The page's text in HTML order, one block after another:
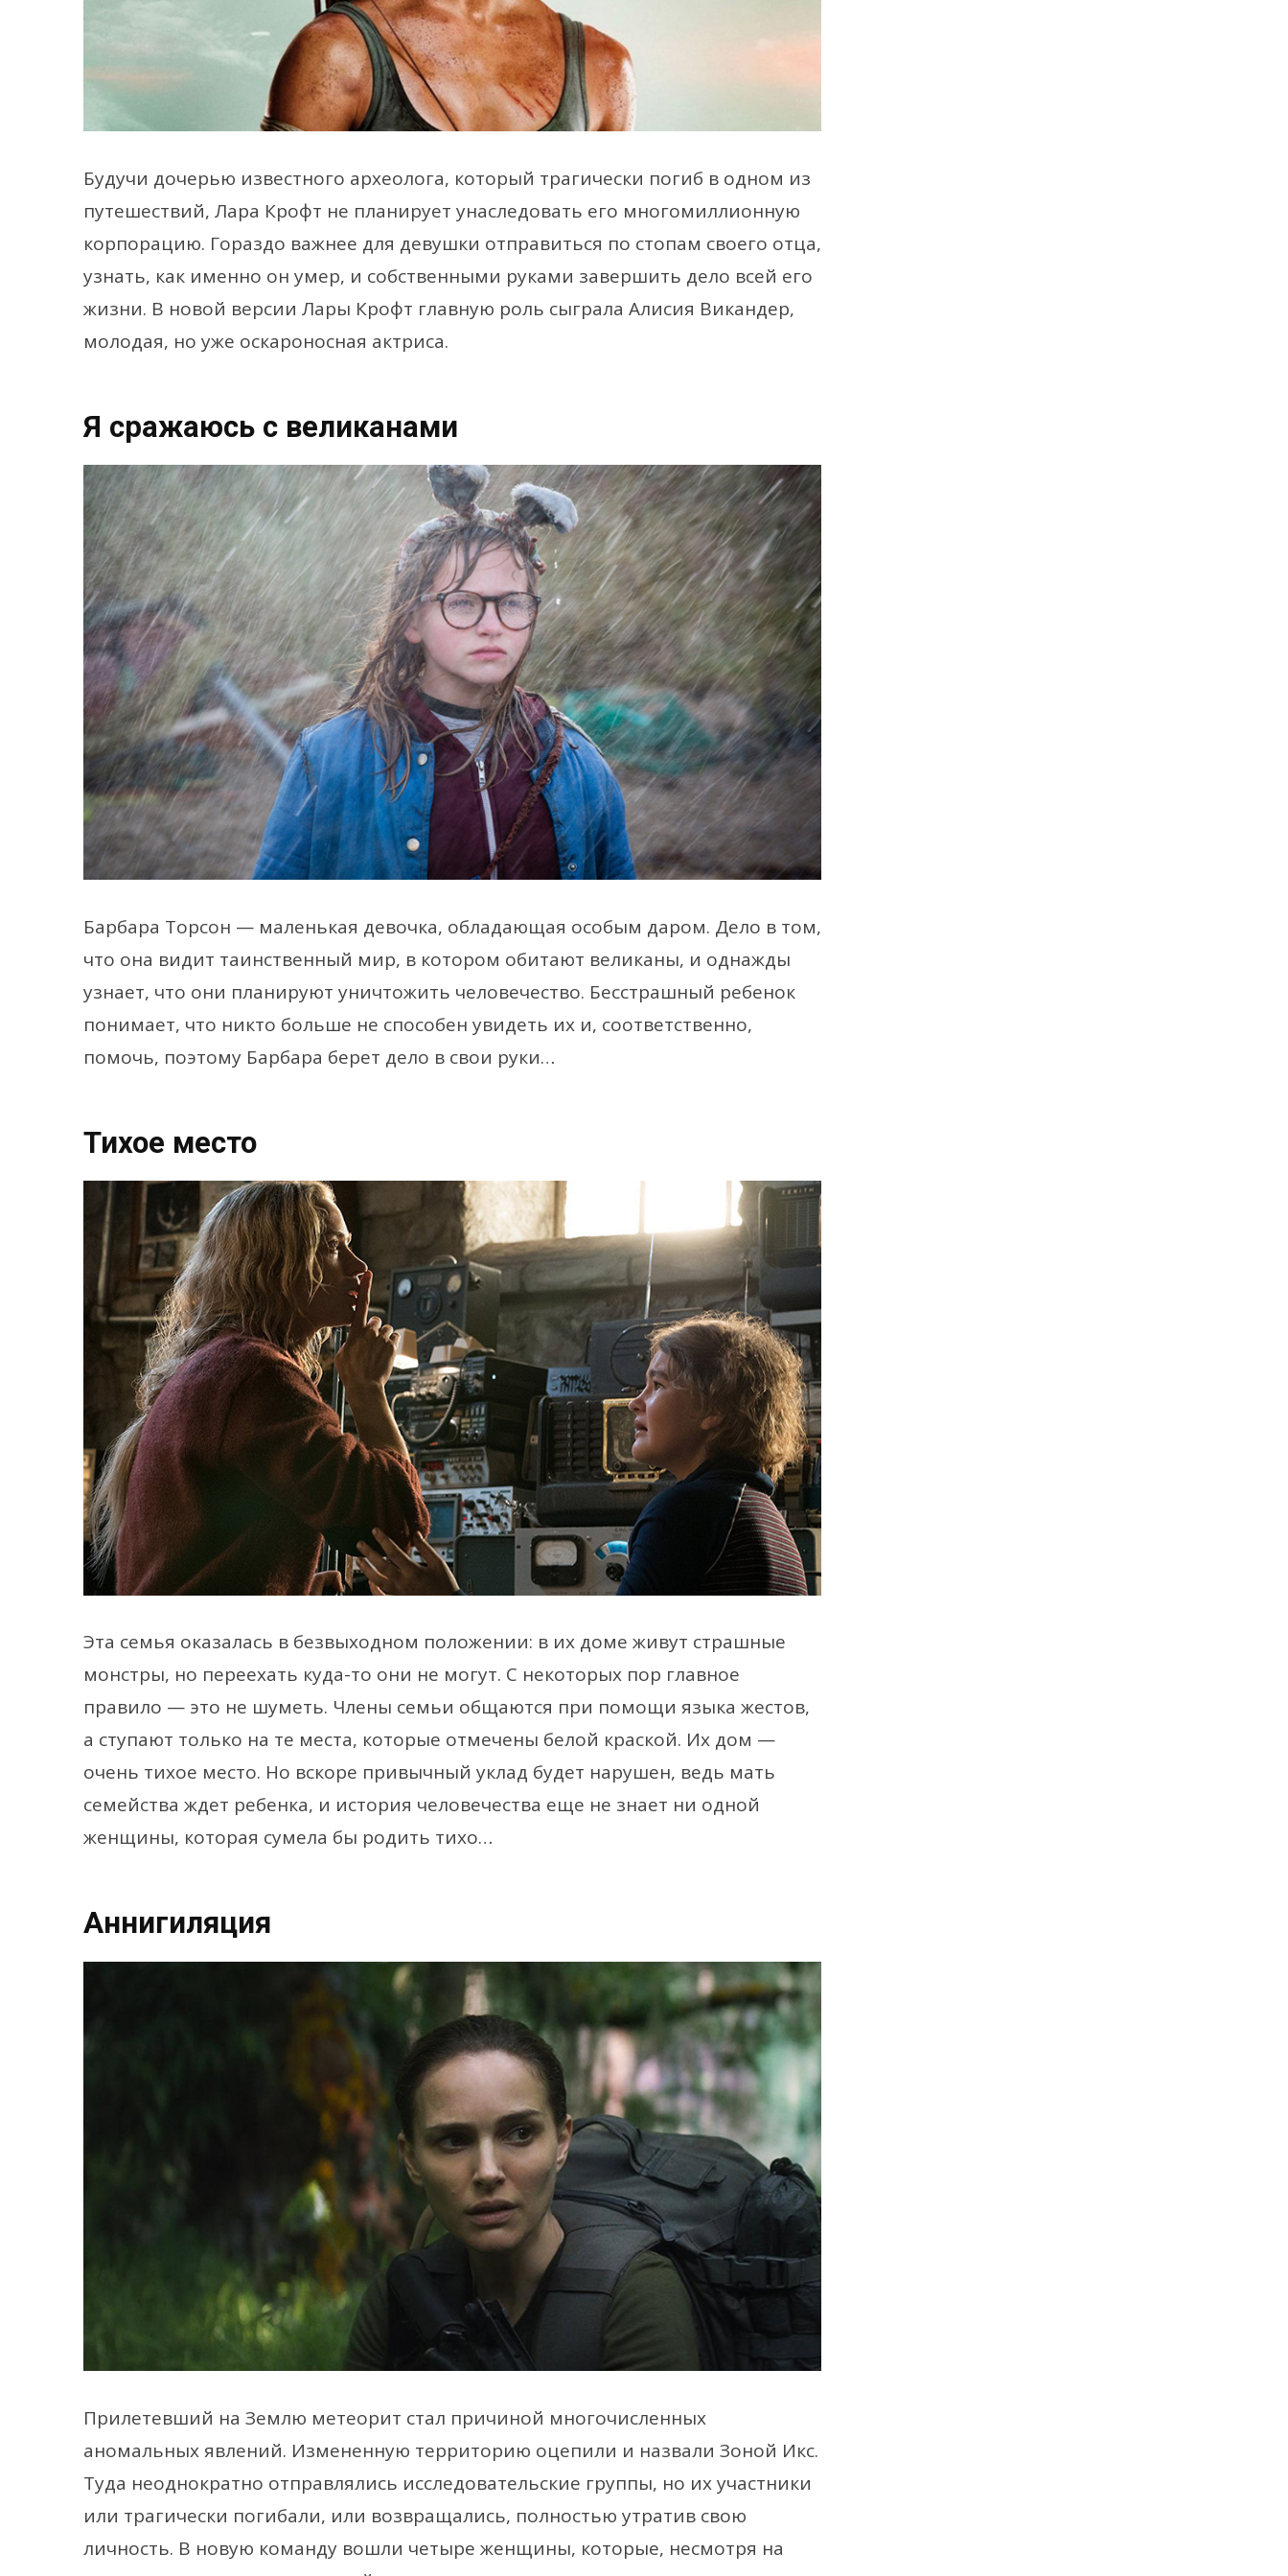
Будучи дочерью известного археолога, который трагически погиб в одном из
путешествий, Лара Крофт не планирует унаследовать его многомиллионную
корпорацию. Гораздо важнее для девушки отправиться по стопам своего отца,
узнать, как именно он умер, и собственными руками завершить дело всей его
жизни. В новой версии Лары Крофт главную роль сыграла Алисия Викандер,
молодая, но уже оскароносная актриса.
Я сражаюсь с великанами
Барбара Торсон — маленькая девочка, обладающая особым даром. Дело в том,
что она видит таинственный мир, в котором обитают великаны, и однажды
узнает, что они планируют уничтожить человечество. Бесстрашный ребенок
понимает, что никто больше не способен увидеть их и, соответственно,
помочь, поэтому Барбара берет дело в свои руки…
Тихое место
Эта семья оказалась в безвыходном положении: в их доме живут страшные
монстры, но переехать куда-то они не могут. С некоторых пор главное
правило — это не шуметь. Члены семьи общаются при помощи языка жестов,
а ступают только на те места, которые отмечены белой краской. Их дом —
очень тихое место. Но вскоре привычный уклад будет нарушен, ведь мать
семейства ждет ребенка, и история человечества еще не знает ни одной
женщины, которая сумела бы родить тихо…
Аннигиляция
Прилетевший на Землю метеорит стал причиной многочисленных
аномальных явлений. Измененную территорию оцепили и назвали Зоной Икс.
Туда неоднократно отправлялись исследовательские группы, но их участники
или трагически погибали, или возвращались, полностью утратив свою
личность. В новую команду вошли четыре женщины, которые, несмотря на